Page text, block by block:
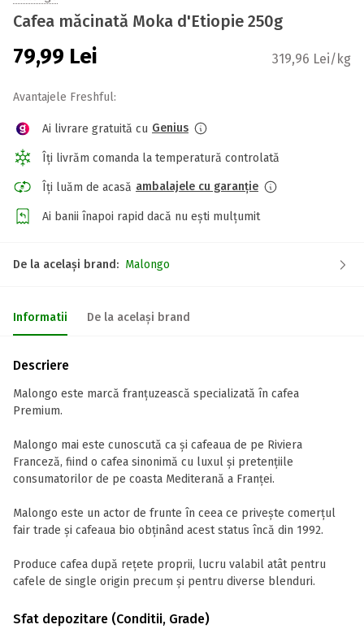
Cafea măcinată Moka d'Etiopie 250g
79,99 Lei 319,96 Lei/kg
Avantajele Freshful:
Ai livrare gratuită cu Genius
Îți livrăm comanda la temperatură controlată
Îți luăm de acasă ambalajele cu garanție
Ai banii înapoi rapid dacă nu ești mulțumit
De la același brand: Malongo
Informatii De la același brand
Descriere
Malongo este marcă franțuzească specializată în cafea
Premium.
Malongo mai este cunoscută ca și cafeaua de pe Riviera
Franceză, fiind o cafea sinonimă cu luxul și pretențiile
consumatorilor de pe coasta Mediterană a Franței.
Malongo este un actor de frunte în ceea ce privește comerțul
fair trade și cafeaua bio obținând acest status încă din 1992.
Produce cafea după rețete proprii, lucru valabil atât pentru
cafele de single origin precum și pentru diverse blenduri.
Sfat depozitare (Conditii, Grade)